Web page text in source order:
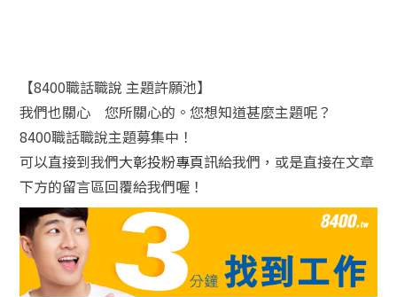
【8400職話職說 主題許願池】
我們也關心 您所關心的。您想知道甚麼主題呢？
8400職話職說主題募集中！
可以直接到我們大彰投粉專頁訊給我們，或是直接在文章
下方的留言區回覆給我們喔！